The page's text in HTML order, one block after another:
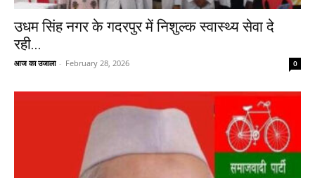
उधम सिंह नगर के गदरपुर में निशुल्क स्वास्थ्य सेवा दे
रही...
आज का उजाला - February 28, 2026 0